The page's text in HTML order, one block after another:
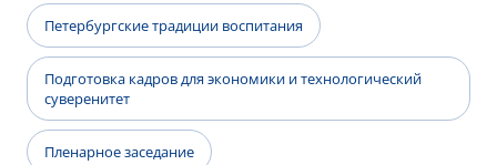
Петербургские традиции воспитания
Подготовка кадров для экономики и технологический
суверенитет
Пленарное заседание